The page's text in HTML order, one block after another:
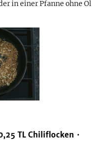
in einer Pfanne ohne Öl
TL Chiliflocken